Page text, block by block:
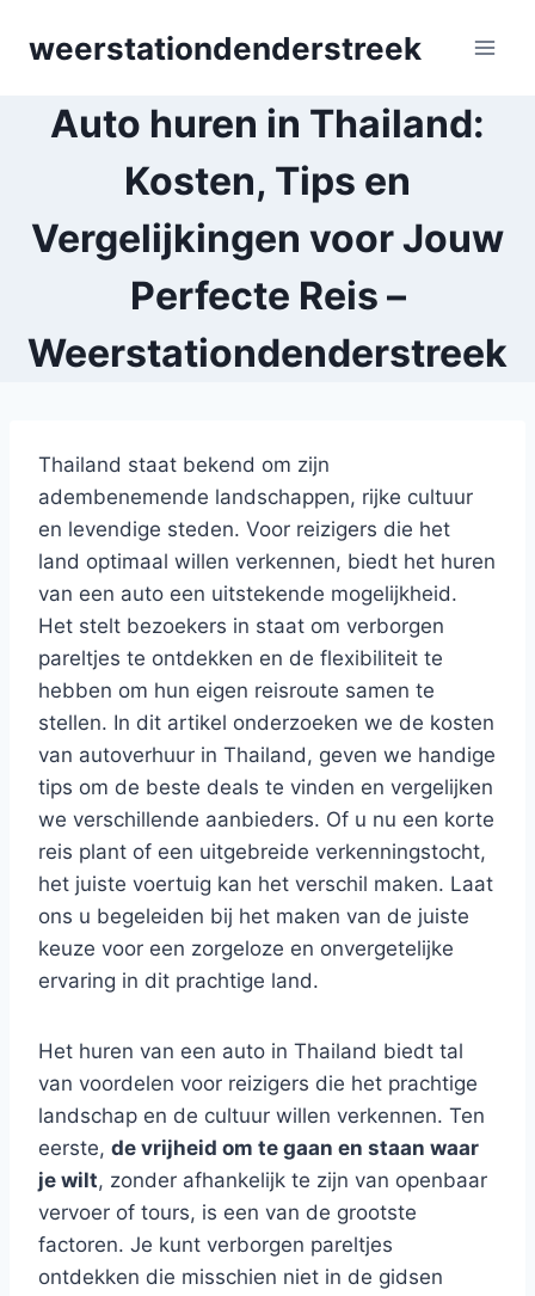
weerstationdenderstreek
Auto huren in Thailand:
Kosten, Tips en
Vergelijkingen voor Jouw
Perfecte Reis –
Weerstationdenderstreek
Thailand staat bekend om zijn
adembenemende landschappen, rijke cultuur
en levendige steden. Voor reizigers die het
land optimaal willen verkennen, biedt het huren
van een auto een uitstekende mogelijkheid.
Het stelt bezoekers in staat om verborgen
pareltjes te ontdekken en de flexibiliteit te
hebben om hun eigen reisroute samen te
stellen. In dit artikel onderzoeken we de kosten
van autoverhuur in Thailand, geven we handige
tips om de beste deals te vinden en vergelijken
we verschillende aanbieders. Of u nu een korte
reis plant of een uitgebreide verkenningstocht,
het juiste voertuig kan het verschil maken. Laat
ons u begeleiden bij het maken van de juiste
keuze voor een zorgeloze en onvergetelijke
ervaring in dit prachtige land.
Het huren van een auto in Thailand biedt tal
van voordelen voor reizigers die het prachtige
landschap en de cultuur willen verkennen. Ten
eerste, de vrijheid om te gaan en staan waar
je wilt, zonder afhankelijk te zijn van openbaar
vervoer of tours, is een van de grootste
factoren. Je kunt verborgen pareltjes
ontdekken die misschien niet in de gidsen